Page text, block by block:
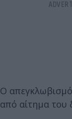
Ο
από αίτημα του